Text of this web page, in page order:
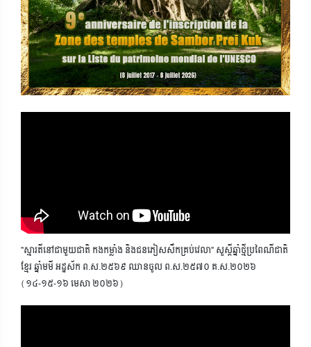
"ស្មារតីនៅជាមួយជាតិ កងកម្លាំង និងជនភៀសសឹកគ្រប់វេលា" សួស្តីឆ្នាំថ្មីប្រពៃណីជាតិ
ខ្មែរ ឆ្នាំមមី អដ្ឋស័ក ព.ស.២៥៦៩ ឈានចូល ព.ស.២៥៧០ គ.ស.២០២៦
(១៤-១៥-១៦ មេសា ២០២៦)